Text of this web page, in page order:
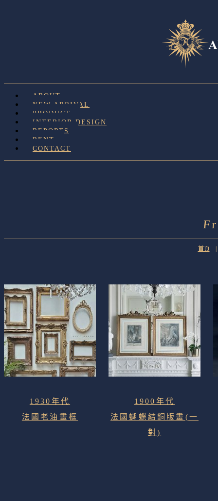
ABOUT
NEW ARRIVAL
PRODUCT
INTERIOR DESIGN
REPORTS
RENT
CONTACT
首頁
1930年代
法國老油畫框
1900年代
法國蝴蝶結銅版畫(一
對)